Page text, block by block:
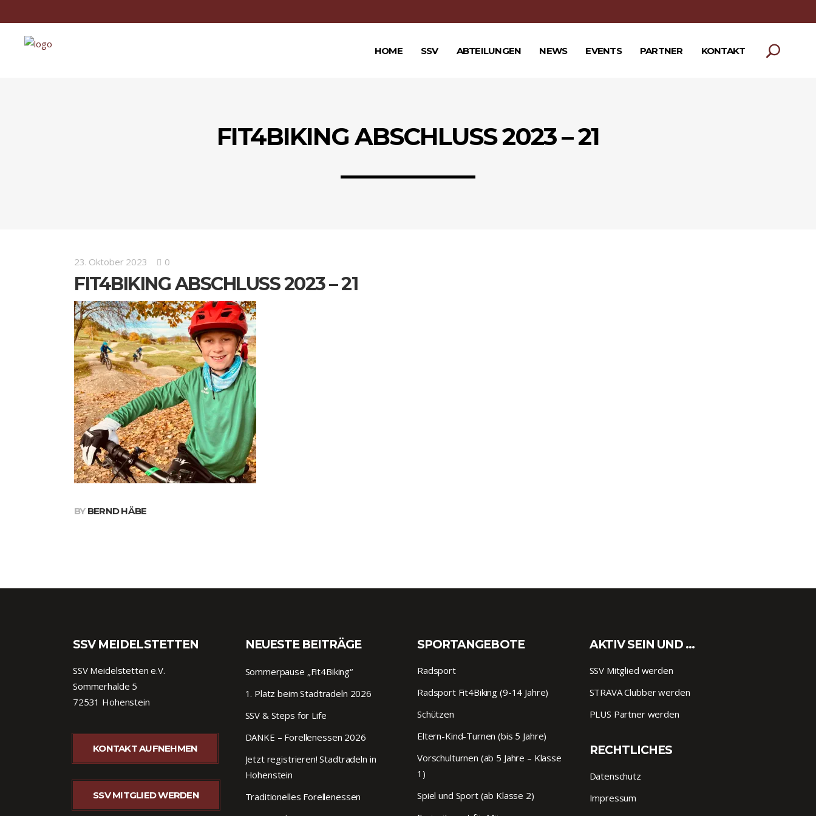
HOME SSV ABTEILUNGEN NEWS EVENTS PARTNER KONTAKT
FIT4BIKING ABSCHLUSS 2023 – 21
23. Oktober 2023 0
FIT4BIKING ABSCHLUSS 2023 – 21
BY BERND HÄBE
SSV MEIDELSTETTEN
SSV Meidelstetten e.V.
Sommerhalde 5
72531 Hohenstein
KONTAKT AUFNEHMEN
SSV MITGLIED WERDEN
NEUESTE BEITRÄGE
Sommerpause „Fit4Biking“
1. Platz beim Stadtradeln 2026
SSV & Steps for Life
DANKE – Forellenessen 2026
Jetzt registrieren! Stadtradeln in
Hohenstein
Traditionelles Forellenessen
SPORTANGEBOTE
Radsport
Radsport Fit4Biking (9-14 Jahre)
Schützen
Eltern-Kind-Turnen (bis 5 Jahre)
Vorschulturnen (ab 5 Jahre – Klasse
1)
Spiel und Sport (ab Klasse 2)
AKTIV SEIN UND …
SSV Mitglied werden
STRAVA Clubber werden
PLUS Partner werden
RECHTLICHES
Datenschutz
Impressum